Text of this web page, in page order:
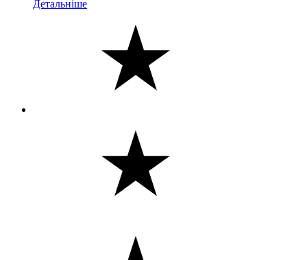
Детальніше